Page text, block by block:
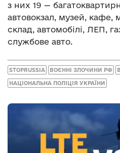
з них 19 —
автовокзал, музей, кафе,
склад, автомобілі, ЛЕП,
службове авто.
STOPRUSSIA ВОЄННІ ЗЛОЧИНИ РФ
НАЦІОНАЛЬНА ПОЛІЦІЯ УКРАЇНИ